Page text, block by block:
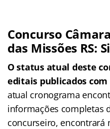
Concurso
das Missões RS:
O status atual deste
editais publicados
atual cronograma
informações completas
concurseiro, encontrará